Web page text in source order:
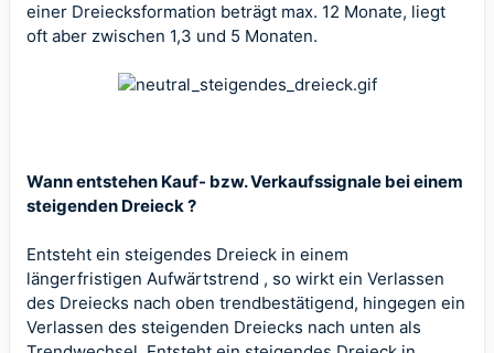
einer Dreiecksformation beträgt max. 12 Monate, liegt
oft aber zwischen 1,3 und 5 Monaten.
Wann entstehen Kauf- bzw. Verkaufssignale bei einem
steigenden Dreieck ?
Entsteht ein steigendes Dreieck in einem
längerfristigen Aufwärtstrend , so wirkt ein Verlassen
des Dreiecks nach oben trendbestätigend, hingegen ein
Verlassen des steigenden Dreiecks nach unten als